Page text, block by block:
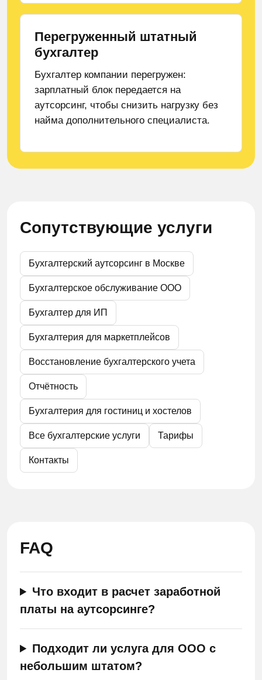
Перегруженный штатный
бухгалтер
Бухгалтер компании перегружен:
зарплатный блок передается на
аутсорсинг, чтобы снизить нагрузку без
найма дополнительного специалиста.
Сопутствующие услуги
Бухгалтерский аутсорсинг в Москве
Бухгалтерское обслуживание ООО
Бухгалтер для ИП
Бухгалтерия для маркетплейсов
Восстановление бухгалтерского учета
Отчётность
Бухгалтерия для гостиниц и хостелов
Все бухгалтерские услуги Тарифы
Контакты
FAQ
Что входит в расчет заработной
платы на аутсорсинге?
Подходит ли услуга для ООО с
небольшим штатом?